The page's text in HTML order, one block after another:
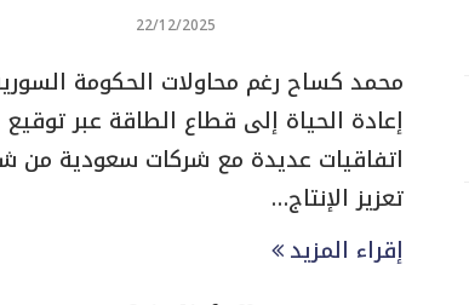
22/12/2025
محمد كساح رغم محاولات الحكومة
إعادة الحياة إلى قطاع الطاقة عبر توقيع
اتفاقيات عديدة مع شركات سعودية من
تعزيز الإنتاج…
إقراء المزيد